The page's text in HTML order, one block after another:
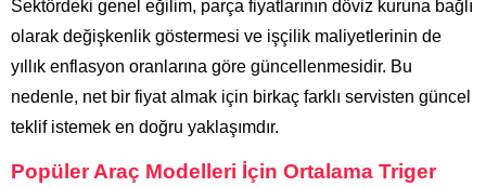
Sektördeki genel eğilim, parça fiyatlarının döviz kuruna bağlı
olarak değişkenlik göstermesi ve işçilik maliyetlerinin de
yıllık enflasyon oranlarına göre güncellenmesidir. Bu
nedenle, net bir fiyat almak için birkaç farklı servisten güncel
teklif istemek en doğru yaklaşımdır.
Popüler Araç Modelleri İçin Ortalama Triger